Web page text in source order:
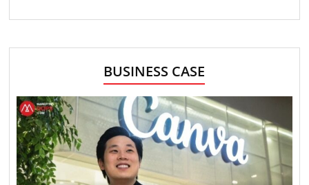
BUSINESS CASE